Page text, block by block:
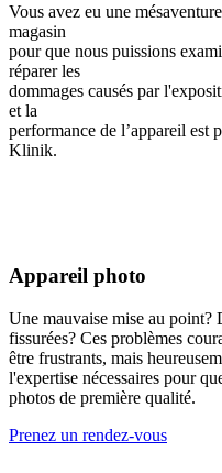
Vous avez eu une
magasin
pour que nous puissions
réparer les
dommages causés par
et la
performance de l’appareil est
Klinik.
Appareil photo
Une mauvaise mise au point?
fissurées? Ces problèmes
être frustrants, mais
l'expertise nécessaires pour
photos de première qualité.
Prenez un rendez-vous